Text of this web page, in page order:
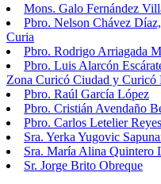
Mons. Galo Fernández
Pbro. Nelson Chávez
Curia
Pbro. Rodrigo Arriagada
Pbro. Luis Alarcón
Zona Curicó Ciudad y Curicó
Pbro. Raúl García López
Pbro. Cristián Avendaño
Pbro. Carlos Letelier
Sra. Yerka Yugovic
Sra. María Alina Quintero
Sr. Jorge Brito Obreque